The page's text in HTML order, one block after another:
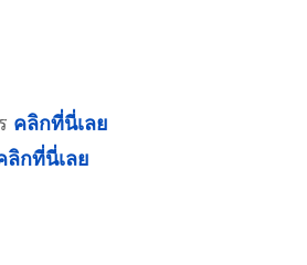
คลิกที่นี่เลย
ลิกที่นี่เลย